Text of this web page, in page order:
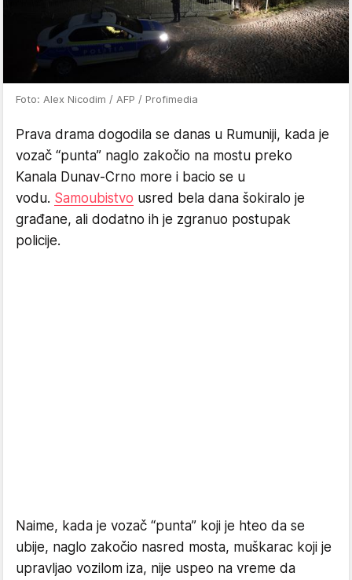
Foto: Alex Nicodim / AFP / Profimedia
Prava drama dogodila se danas u Rumuniji, kada je
vozač “punta” naglo zakočio na mostu preko
Kanala Dunav-Crno more i bacio se u
vodu. Samoubistvo usred bela dana šokiralo je
građane, ali dodatno ih je zgranuo postupak
policije.
Naime, kada je vozač “punta” koji je hteo da se
ubije, naglo zakočio nasred mosta, muškarac koji je
upravljao vozilom iza, nije uspeo na vreme da